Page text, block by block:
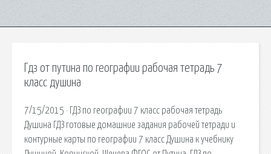
Гдз от путина по географии рабочая тетрадь 7
класс душина
7/15/2015 · ГДЗ по географии 7 класс рабочая тетрадь
Душина ГДЗ готовые домашние задания рабочей тетради и
контурные карты по географии 7 класс Душина к учебнику